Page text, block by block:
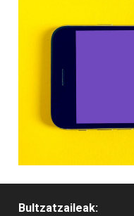
Bultzatzaileak: